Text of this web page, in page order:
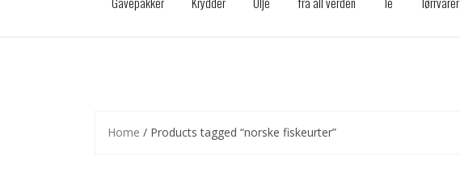
Home / Products tagged “norske fiskeurter”